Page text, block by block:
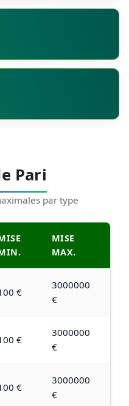
Pari
par type
MISE
MAX.
€
3000000
€
€
3000000
€
€
3000000
€